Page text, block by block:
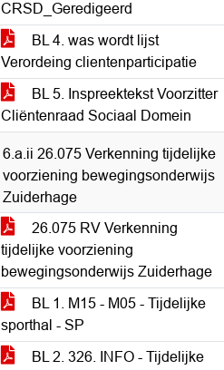
CRSD_Geredigeerd
BL 4. was wordt lijst
Verordeing clientenparticipatie
BL 5. Inspreektekst Voorzitter
Cliëntenraad Sociaal Domein
6.a.ii 26.075 Verkenning tijdelijke
voorziening bewegingsonderwijs
Zuiderhage
26.075 RV Verkenning
tijdelijke voorziening
bewegingsonderwijs Zuiderhage
BL 1. M15 - M05 - Tijdelijke
sporthal - SP
BL 2. 326. INFO - Tijdelijke